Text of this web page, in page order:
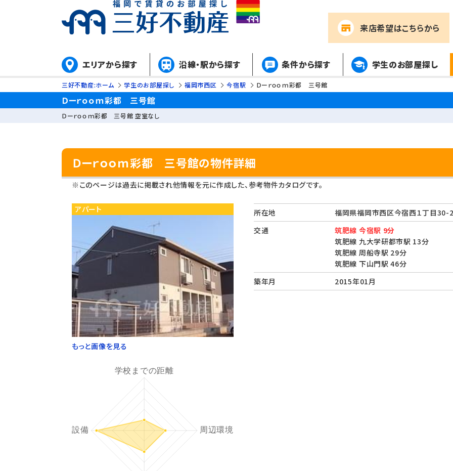
来店希望はこちらから
エリアから探す 沿線・駅から探す 条件から探す 学生のお部屋探し
三好不動産:ホーム 学生のお部屋探し 福岡市西区 今宿駅 Ｄーｒｏｏｍ彩都 三号館
Ｄーｒｏｏｍ彩都 三号館
Ｄーｒｏｏｍ彩都 三号館 空室なし
Ｄーｒｏｏｍ彩都 三号館の物件詳細
※このページは過去に掲載され他情報を元に作成した、参考物件カタログです。
アパート
もっと画像を見る
所在地
福岡県福岡市西区今宿西１丁
交通
筑肥線 今宿駅 9分
筑肥線 九大学研都市駅 13分
筑肥線 周船寺駅 29分
筑肥線 下山門駅 46分
築年月
2015年01月